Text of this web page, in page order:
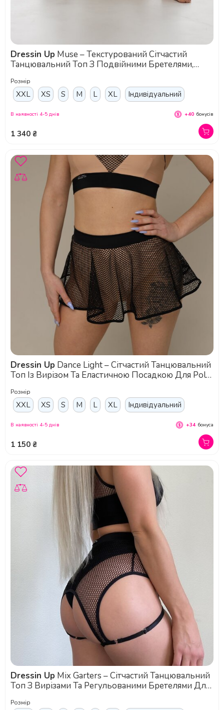
Dressin Up
Танцювальний Топ З Подвійними Бретелями,
Для Pole Dance, Пляжного Та Сценічного Образу -
бежевий
Розмір
XXL XS S M L XL Індивідуальний
1 340 ₴
В наявності 4-5 днів +40 бонусів
Dressin Up
Топ Із Вирізом Та Еластичною Посадкою Для Pole
Розмір
XXL XS S M L XL Індивідуальний
1 150 ₴
В наявності 4-5 днів +34 бонуса
Dressin Up
Топ З Вирізами Та Регульованими Бретелями Для
Розмір